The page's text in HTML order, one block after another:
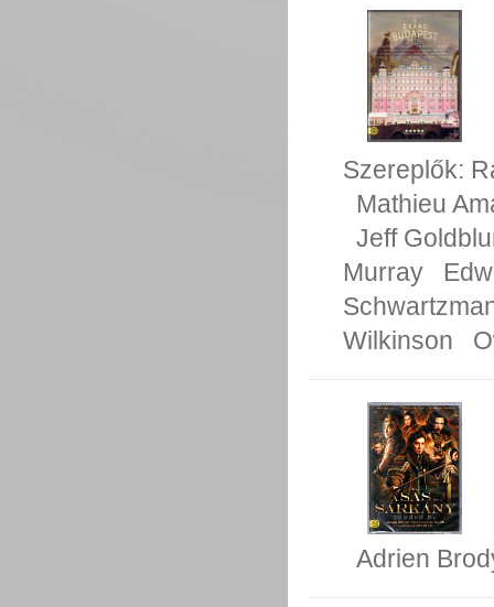
Szereplők:
Mathieu
Jeff
Murray
Wilkinson
Adrien